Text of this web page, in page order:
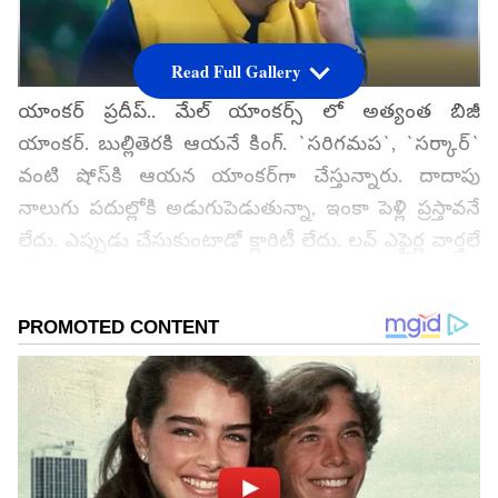
యాంకర్‌ ప్రదీప్‌.. మేల్‌ యాంకర్స్ లో అత్యంత బిజీ
యాంకర్‌. బుల్లితెరకి ఆయనే కింగ్‌. `సరిగమప`, `సర్కార్‌`
వంటి షోస్‌కి ఆయన యాంకర్‌గా చేస్తున్నారు. దాదాపు
నాలుగు పదుల్లోకి అడుగుపెడుతున్నా, ఇంకా పెళ్లి ప్రస్తావనే
లేదు. ఎప్పుడు చేసుకుంటాడో క్లారిటీ లేదు. లవ్‌ ఎఫైర్ల వార్తలే
ఉంటున్నాడని టాక్‌.
గూగుల్‌లో ఆసక్తికరమైన సమాచారం కోసం ఏసియానెట్ తెలుగు
ను మీ ఫ్రిఫర్డ్ సోర్స్ గా ఎంచుకోండి
Read Full Gallery